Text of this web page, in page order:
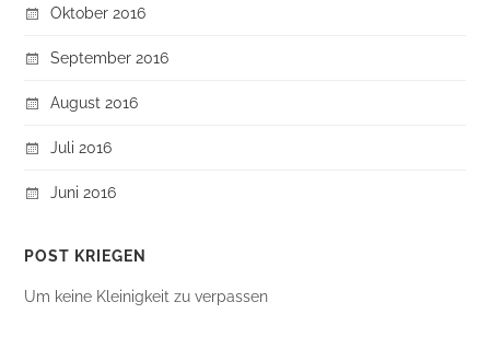
Oktober 2016
September 2016
August 2016
Juli 2016
Juni 2016
POST KRIEGEN
Um keine Kleinigkeit zu verpassen